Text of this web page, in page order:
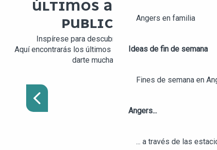
Angers en familia
Ideas de fin de semana
Fines de semana en
Angers...
... a través de las
ÚLTIMOS ARTÍCULOS
PUBLICADOS
Inspírese para descubrir nuestro destino.
Aquí encontrarás los últimos artículos publicados para
darte muchas ideas.
01
DE TURISMO